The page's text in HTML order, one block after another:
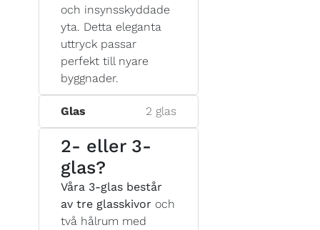
och insynsskyddade
yta. Detta eleganta
uttryck passar
perfekt till nyare
byggnader.
Glas 2 glas
2- eller 3-
glas?
Våra 3-glas består
av tre glasskivor och
två hålrum med